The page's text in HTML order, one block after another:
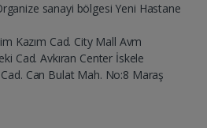
sanayi bölgesi Yeni Hastane
Kazım Cad. City Mall Avm
Cad. Avkıran Center İskele
Can Bulat Mah. No:8 Maraş